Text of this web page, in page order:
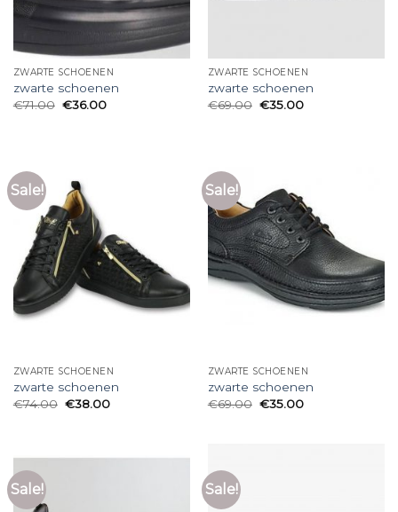
ZWARTE SCHOENEN
zwarte schoenen
€71.00 €36.00
ZWARTE SCHOENEN
zwarte schoenen
€69.00 €35.00
Sale!
ZWARTE SCHOENEN
zwarte schoenen
€74.00 €38.00
Sale!
ZWARTE SCHOENEN
zwarte schoenen
€69.00 €35.00
Sale! Sale!